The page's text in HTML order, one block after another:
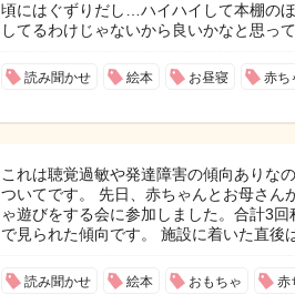
頃にはぐずりだし…ハイハイして本棚の
してるわけじゃないから良いかなと思っ
読み聞かせ 絵本 お昼寝 赤ち
これは聴覚過敏や発達障害の傾向ありな
ついてです。 先日、赤ちゃんとお母さん
ゃ遊びをする会に参加しました。合計3
で見られた傾向です。 施設に着いた直後
読み聞かせ 絵本 おもちゃ 赤